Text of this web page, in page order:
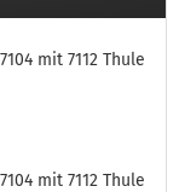
mit 7112 Thule
mit 7112 Thule